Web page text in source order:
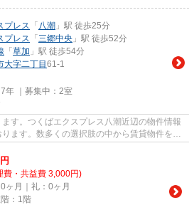
プレス 「 八潮 」駅 徒歩25分
プレス 「 三郷中央 」駅 徒歩52分
「 草加 」駅 徒歩54分
大字二丁目 61-1
年 ｜募集中： 2室
す。つくばエクスプレス八潮近辺の物件情報
ます。数多くの選択肢の中から賃貸物件をお
円
費・共益費 3,000円)
ヶ月｜礼：0ヶ月
：1階